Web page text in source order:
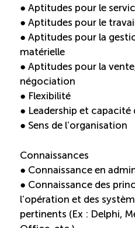
● Aptitudes pour le
● Aptitudes pour le
● Aptitudes pour la
matérielle
● Aptitudes pour la
négociation
● Flexibilité
● Leadership et capacité
● Sens de l’organisation
Connaissances
● Connaissance en
● Connaissance des
l’opération et des
pertinents (Ex : Delphi,